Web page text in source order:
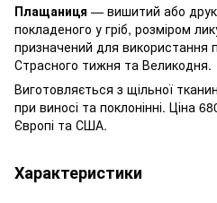
Плащаниця — вишитий або
покладеного у гріб, розміром
призначений для використання
Страсного тижня та Великодня.
Виготовляється з щільної
при виносі та поклонінні. Ціна
Європі та США.
Характеристики